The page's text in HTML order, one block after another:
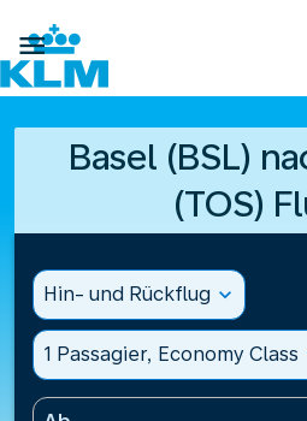

Basel (BSL)
(TOS)
Hin- und Rückflug expand_more
1 Passagier, Economy Class